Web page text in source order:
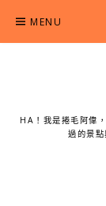
content
MENU
HA！我是捲毛阿偉
過的景